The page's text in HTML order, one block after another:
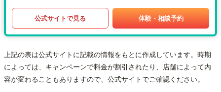
公式サイトで見る 体験・相談予約
上記の表は公式サイトに記載の情報をもとに作成しています。時期
によっては、キャンペーンで料金が割引されたり、店舗によって内
容が変わることもありますので、公式サイトでご確認ください。